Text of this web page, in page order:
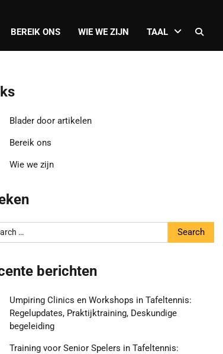
BEREIK ONS WIE WE ZIJN TAAL
Blader door artikelen
Bereik ons
Wie we zijn
berichten
Umpiring Clinics en Workshops in Tafeltennis:
Regelupdates, Praktijktraining, Deskundige
begeleiding
Training voor Senior Spelers in Tafeltennis: